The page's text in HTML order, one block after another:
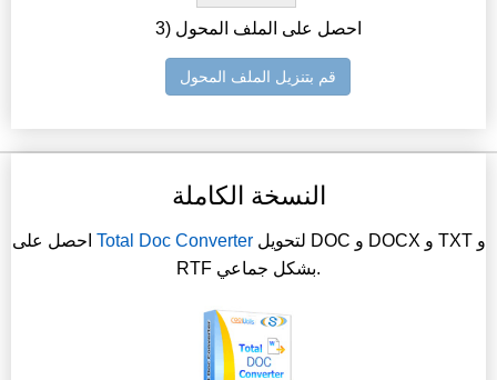
3) احصل على الملف المحول
قم بتنزيل الملف المحول
النسخة الكاملة
Total Doc Converterلتحويل DOC و DOCX و TXT و
RTF بشكل جماعي.